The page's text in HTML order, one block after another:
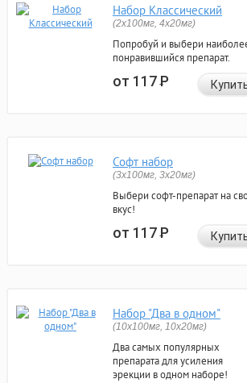
Набор Классический
(2x100мг, 4x20мг)
Попробуй и выбери
понравившийся препарат.
от 117Р
Софт набор
(3x100мг, 3x20мг)
Выбери софт-препарат на
вкус!
от 117Р
Набор "Два в одном"
(10x100мг, 10x20мг)
Два самых популярных
препарата для усиления
эрекции в одном наборе!